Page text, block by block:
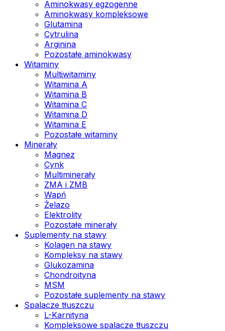
Aminokwasy egzogenne
Aminokwasy kompleksowe
Glutamina
Cytrulina
Arginina
Pozostałe aminokwasy
Witaminy
Multiwitaminy
Witamina A
Witamina B
Witamina C
Witamina D
Witamina E
Pozostałe witaminy
Minerały
Magnez
Cynk
Multiminerały
ZMA i ZMB
Wapń
Żelazo
Elektrolity
Pozostałe minerały
Suplementy na stawy
Kolagen na stawy
Kompleksy na stawy
Glukozamina
Chondroityna
MSM
Pozostałe suplementy na stawy
Spalacze tłuszczu
L-Karnityna
Kompleksowe spalacze tłuszczu